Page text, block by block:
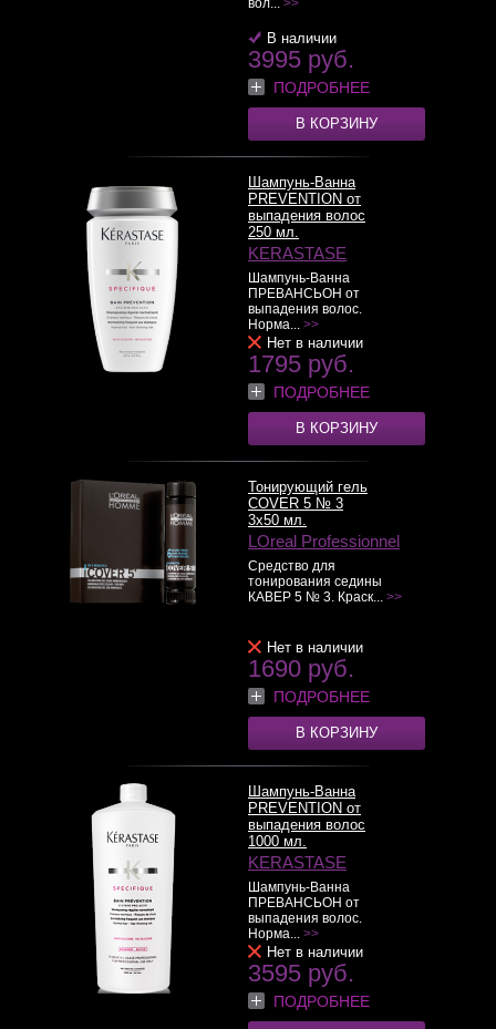
вол... >>
В наличии
3995 руб.
ПОДРОБНЕЕ
В КОРЗИНУ
Шампунь-Ванна
PREVENTION от
выпадения волос
250 мл.
KERASTASE
Шампунь-Ванна
ПРЕВАНСЬОН от
выпадения волос.
Норма... >>
Нет в наличии
1795 руб.
ПОДРОБНЕЕ
В КОРЗИНУ
Тонирующий гель
COVER 5 № 3
3x50 мл.
LOreal Professionnel
Средство для
тонирования седины
КАВЕР 5 № 3. Краск... >>
Нет в наличии
1690 руб.
ПОДРОБНЕЕ
В КОРЗИНУ
Шампунь-Ванна
PREVENTION от
выпадения волос
1000 мл.
KERASTASE
Шампунь-Ванна
ПРЕВАНСЬОН от
выпадения волос.
Норма... >>
Нет в наличии
3595 руб.
ПОДРОБНЕЕ